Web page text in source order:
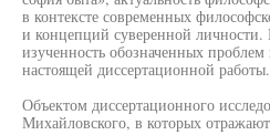
в контексте современных
и концепций суверенной личности.
изученность обозначенных
настоящей диссертационной работы.
Объектом диссертационного
Михайловского, в которых